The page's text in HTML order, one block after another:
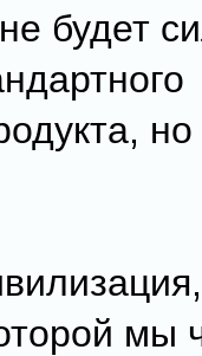
будет
мы